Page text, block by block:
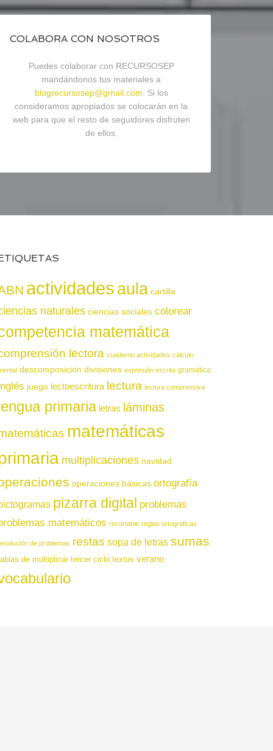
COLABORA CON NOSOTROS
Puedes colaborar con RECURSOSEP
mandándonos tus materiales a
blogrecursosep@gmail.com . Si los
consideramos apropiados se colocarán en la
web para que el resto de seguidores disfruten
de ellos.
actividadesaula cartilla
naturales ciencias sociales colorear
matemática
lectora cuaderno actividades cálculo
descomposición divisiones expresión escrita gramática
juego lectoescritura lectura lectura comprensiva
primaria letras láminas
matemáticas
multiplicaciones navidad
operaciones básicas ortografía
pizarra digital problemas
matemáticos recortable reglas ortográficas
de problemas restas sopa de letras sumas
de multiplicar tercer ciclo textos verano